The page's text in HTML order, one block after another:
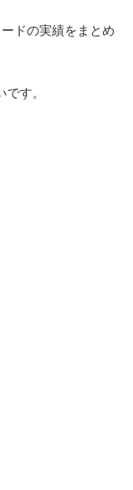
ドの実績をまとめ
す。